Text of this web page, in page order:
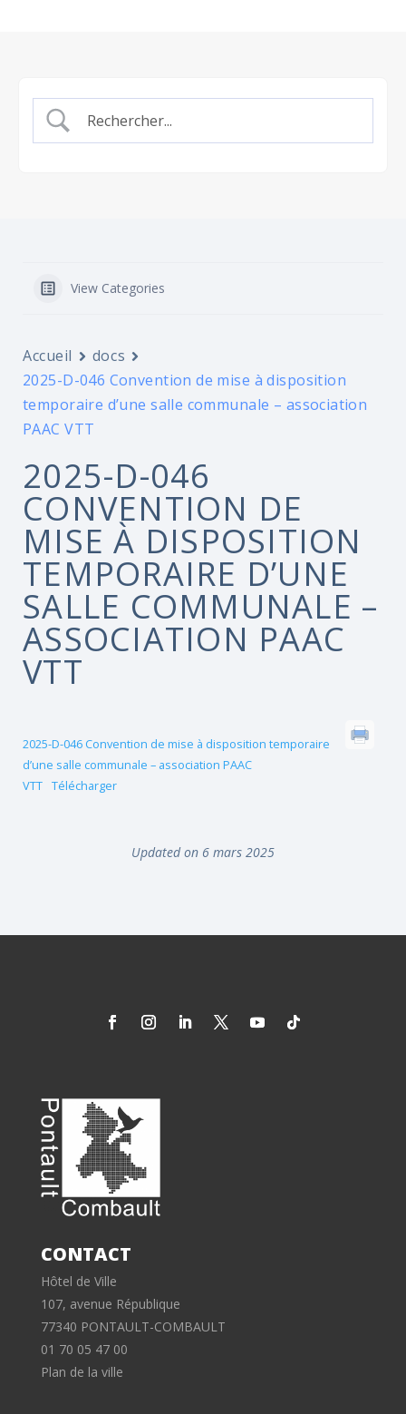
View Categories
Accueil
docs
2025-D-046 Convention de mise à disposition
temporaire d’une salle communale – association
PAAC VTT
2025-D-046
CONVENTION DE
MISE À DISPOSITION
TEMPORAIRE D’UNE
SALLE COMMUNALE –
ASSOCIATION PAAC
VTT
2025-D-046 Convention de mise à disposition temporaire
d’une salle communale – association PAAC
VTT Télécharger
Updated on 6 mars 2025
CONTACT
Hôtel de Ville
107, avenue République
77340 PONTAULT-COMBAULT
01 70 05 47 00
Plan de la ville